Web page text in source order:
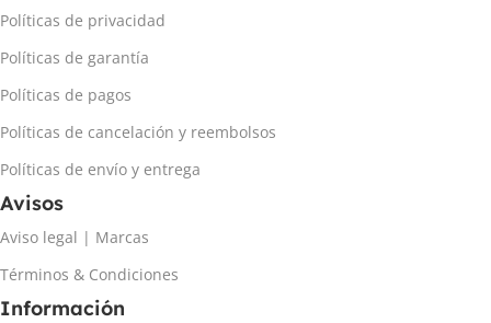
Políticas de privacidad
Políticas de garantía
Políticas de pagos
Políticas de cancelación y reembolsos
Políticas de envío y entrega
Avisos
Aviso legal | Marcas
Términos & Condiciones
Información